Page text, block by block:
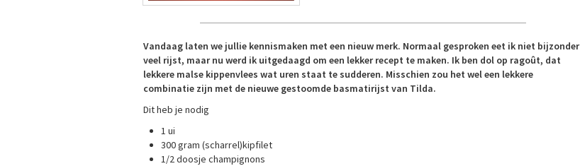
Vandaag laten we jullie kennismaken met een nieuw merk. Normaal gesproken eet ik niet bijzonder
veel rijst, maar nu werd ik uitgedaagd om een lekker recept te maken. Ik ben dol op ragoût, dat
lekkere malse kippenvlees wat uren staat te sudderen. Misschien zou het wel een lekkere
combinatie zijn met de nieuwe gestoomde basmatirijst van Tilda.
Dit heb je nodig
1 ui
300 gram (scharrel)kipfilet
1/2 doosje champignons